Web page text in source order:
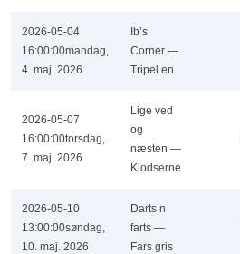
2026-05-04
16:00:00mandag,
4. maj. 2026
Ib’s
Corner —
Tripel en
2026-05-07
16:00:00torsdag,
7. maj. 2026
Lige ved
og
næsten —
Klodserne
2026-05-10
13:00:00søndag,
10. maj. 2026
Darts n
farts —
Fars gris